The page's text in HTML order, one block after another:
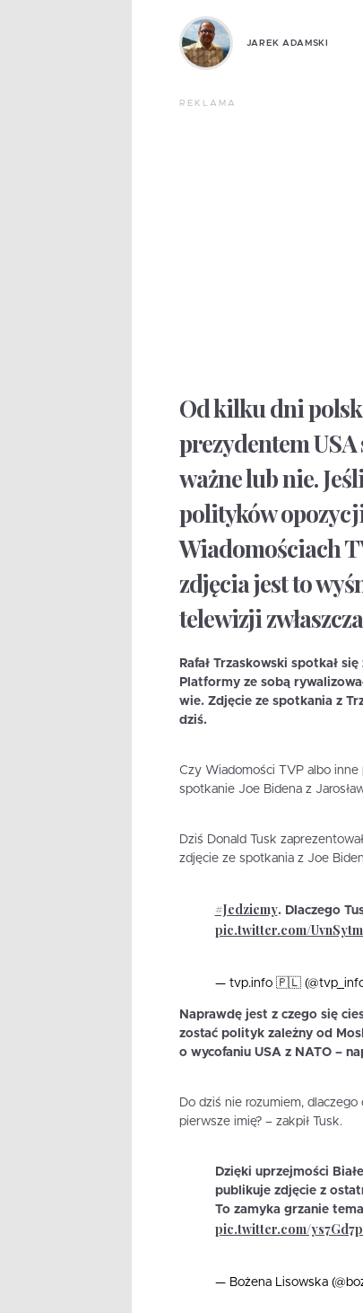
JAREK ADAMSKI
REKLAMA
Od kilku dni
prezydentem USA
ważne lub nie.
polityków
Wiadomościach
zdjęcia jest to
telewizji
Rafał Trzaskowski spotkał
Platformy ze sobą
wie. Zdjęcie ze spotkania z
dziś.
Czy Wiadomości TVP albo inne
spotkanie Joe Bidena z
Dziś Donald Tusk
zdjęcie ze spotkania z Joe
#Jedziemy. Dlaczego
pic.twitter.com/
— tvp.info 🇵🇱
Naprawdę jest z czego się
zostać polityk zależny od
o wycofaniu USA z NATO –
Do dziś nie rozumiem,
pierwsze imię? – zakpił Tusk.
Dzięki uprzejmości
publikuje zdjęcie z
To zamyka grzanie
pic.twitter.com/
— Bożena Lisowska